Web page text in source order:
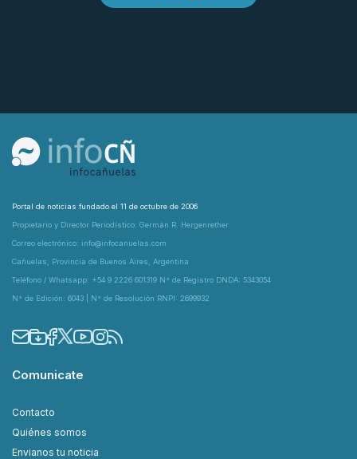
Portal de noticias fundado el 11 de octubre de 2006
Propietario y Director Periodístico: Germán R. Hergenrether
Correo electrónico: info@infocanuelas.com
Cañuelas, Provincia de Buenos Aires, Argentina
Teléfono / Whatsapp: +54 9 2226 601319 N° de Registro DNDA: 5343054
N° de Edición: 6043 | N° de Resolución RNPI: 2699932
Comunicate
Contacto
Quiénes somos
Envianos tu noticia